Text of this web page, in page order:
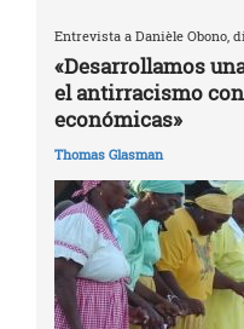
Entrevista a Danièle Obono,
«Desarrollamos
el antirracismo
económicas»
Thomas Glasman